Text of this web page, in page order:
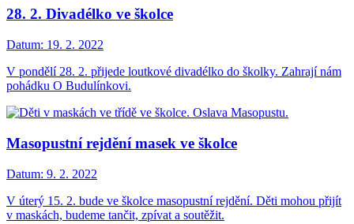
28. 2. Divadélko ve školce
Datum: 19. 2. 2022
V pondělí 28. 2. přijede loutkové divadélko do školky. Zahrají nám
pohádku O Budulínkovi.
Masopustní rejdění masek ve školce
Datum: 9. 2. 2022
V úterý 15. 2. bude ve školce masopustní rejdění. Děti mohou přijít
v maskách, budeme tančit, zpívat a soutěžit.